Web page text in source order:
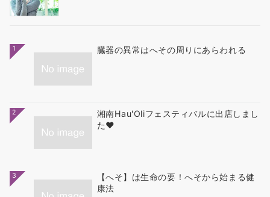
1 臓器の異常はへその周りにあらわれる
2
湘南Hau'Oliフェスティバルに出店しまし
た❤
3
【へそ】は生命の要！へそから始まる健
康法